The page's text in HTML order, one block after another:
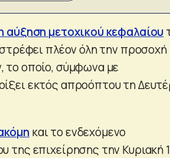
αύξηση μετοχικού κεφαλαίου
πλέον όλη την προσοχή
το οποίο, σύμφωνα με
εκτός απροόπτου τη
και το ενδεχόμενο
της επιχείρησης την Κυριακή